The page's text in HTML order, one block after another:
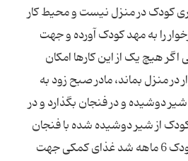
کودک در منزل نیست و محیط کار
را به مهد کودک آورده و جهت
هیچ یک از این کارها امکان
منزل بماند، مادر صبح زود به
دوشیده و در فنجان بگذارد و در
از شیر دوشیده شده با فنجان
تغذیه شود و پس از آنکه کودک 6 ماهه شد غذای کمکی جهت